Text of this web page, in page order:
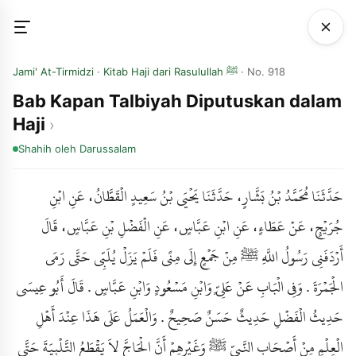
Jami' At-Tirmidzi · Kitab Haji dari Rasulullah ﷺ · No. 918
Bab Kapan Talbiyah Diputuskan dalam
Haji
Shahih oleh Darussalam
حَدَّثَنَا مُحَمَّدُ بْنُ بَشَّارٍ، حَدَّثَنَا يَحْيَى بْنُ سَعِيدٍ الْقَطَّانُ، عَنِ ابْنِ
جُرَيْجٍ، عَنْ عَطَاءٍ، عَنِ ابْنِ عَبَّاسٍ، عَنِ الْفَضْلِ بْنِ عَبَّاسٍ، قَالَ
أَرْدَفَنِي رَسُولُ اللَّهِ ﷺ مِنْ جَمْعٍ إِلَى مِنًى فَلَمْ يَزَلْ يُلَبِّي حَتَّى رَمَى
الْجَمْرَةَ . وَفِي الْبَابِ عَنْ عَلِيٍّ وَابْنِ مَسْعُودٍ وَابْنِ عَبَّاسٍ . قَالَ أَبُو عِيسَى
حَدِيثُ الْفَضْلِ حَدِيثٌ حَسَنٌ صَحِيحٌ . وَالْعَمَلُ عَلَى هَذَا عِنْدَ أَهْلِ
الْعِلْمِ مِنْ أَصْحَابِ النَّبِيِّ ﷺ وَغَيْرِهِمْ أَنَّ الْحَاجَّ لاَ يَقْطَعُ التَّلْبِيَةَ حَتَّى